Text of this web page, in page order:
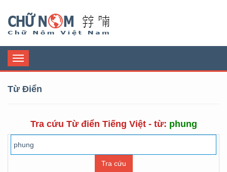
Toggle
navigation
Từ Điển
Tra cứu Từ điển Tiếng Việt - từ: phung